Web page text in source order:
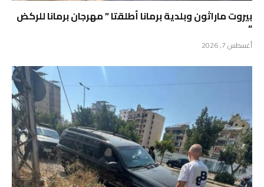
بيروت ماراثون وبلدية برمانا أطلقتا ” مهرجان برمانا للركض
“
أغسطس 7, 2026